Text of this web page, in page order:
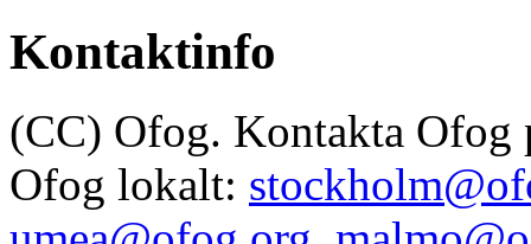
Kontaktinfo
(CC) Ofog. Kontakta Ofog
Ofog lokalt: